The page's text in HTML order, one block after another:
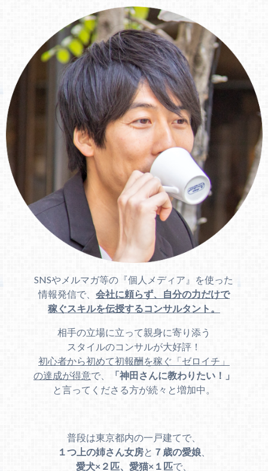
SNSやメルマガ等の『個人メディア』を使った
情報発信で、 会社に頼らず、自分の力だけで
稼ぐスキルを伝授するコンサルタント。
相手の立場に立って親身に寄り添う
スタイルのコンサルが大好評！
初心者から初めて初報酬を稼ぐ「ゼロイチ」
の達成が得意で、
「神田さんに教わりたい！」
と言ってくださる方が続々と増加中。
普段は東京都内の一戸建てで、
１つ上の姉さん女房と ７歳の愛娘、
愛犬×２匹、愛猫×１匹で、